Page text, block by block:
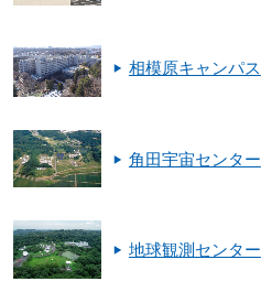
相模原キャンパス
角田宇宙センター
地球観測センター